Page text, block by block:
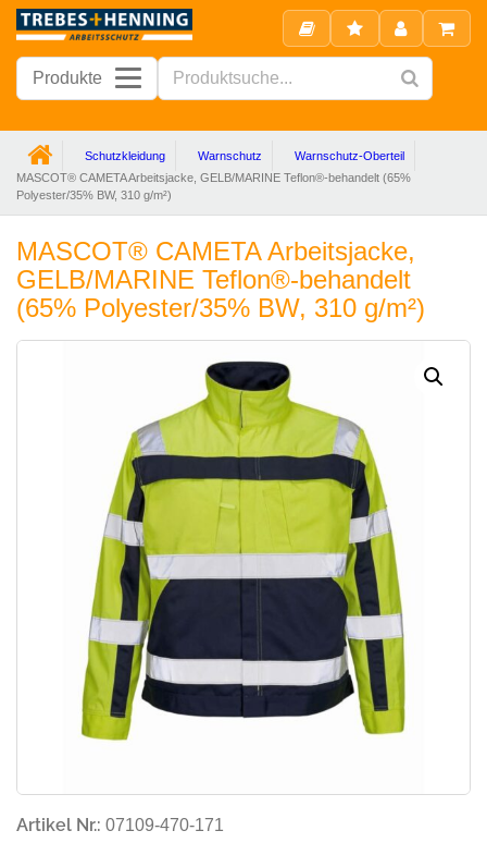
Produkte
Schutzkleidung Warnschutz
Warnschutz-Oberteil
MASCOT® CAMETA Arbeitsjacke, GELB/MARINE Teflon®-behandelt (65%
Polyester/35% BW, 310 g/m²)
MASCOT® CAMETA Arbeitsjacke,
GELB/MARINE Teflon®-behandelt
(65% Polyester/35% BW, 310 g/m²)
Artikel Nr.: 07109-470-171